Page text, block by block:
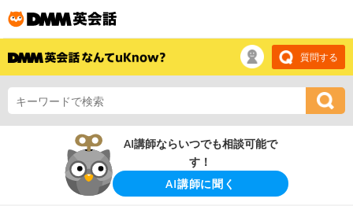
質問する
AI講師ならいつでも相談可能で
す！
AI講師に聞く